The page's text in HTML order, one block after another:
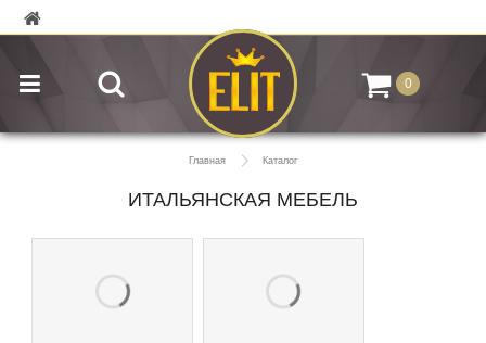
0
Главная Каталог
ИТАЛЬЯНСКАЯ МЕБЕЛЬ